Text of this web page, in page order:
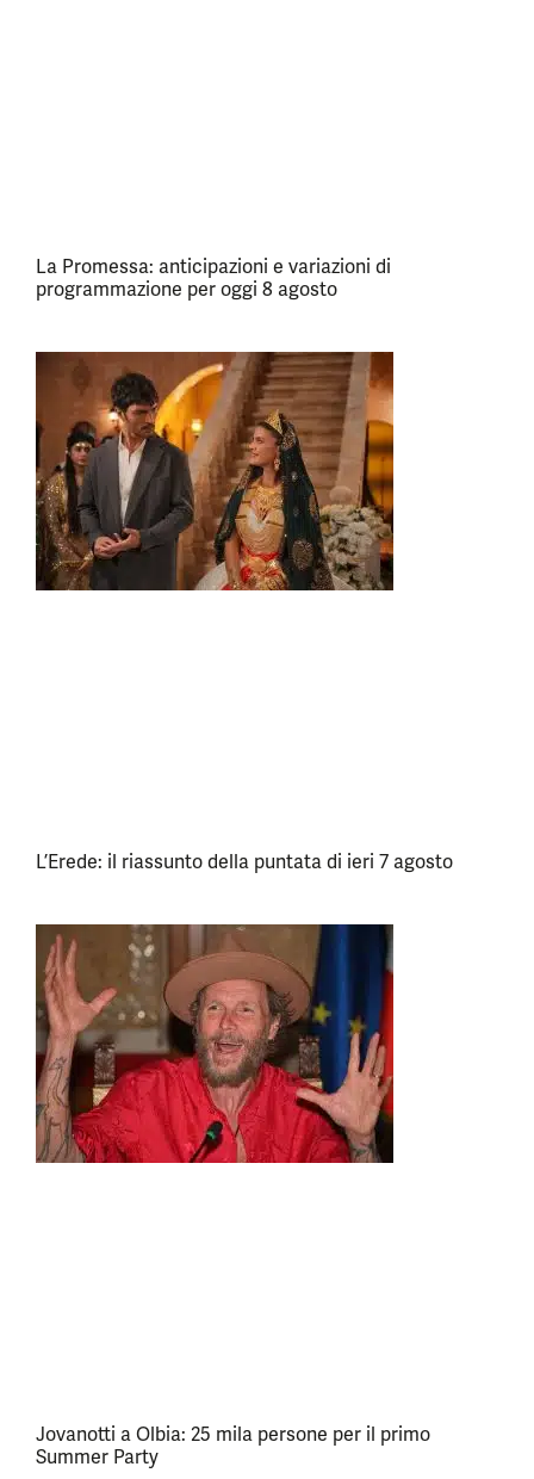
La Promessa: anticipazioni e variazioni di
programmazione per oggi 8 agosto
L’Erede: il riassunto della puntata di ieri 7 agosto
Jovanotti a Olbia: 25 mila persone per il primo
Summer Party